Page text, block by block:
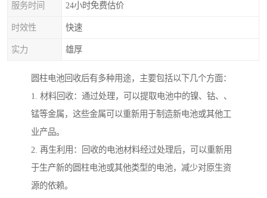
服务时间 24小时免费估价
时效性 快速
实力 雄厚
圆柱电池回收后有多种用途，主要包括以下几个方面：
1. 材料回收：通过处理，可以提取电池中的镍、钴、、
锰等金属，这些金属可以重新用于制造新电池或其他工
业产品。
2. 再生利用：回收的电池材料经过处理后，可以重新用
于生产新的圆柱电池或其他类型的电池，减少对原生资
源的依赖。